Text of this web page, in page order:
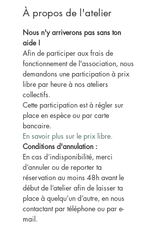
À propos de l'atelier
Nous n'y arriverons pas sans ton
aide !
Afin de participer aux frais de
fonctionnement de l'association, nous
demandons une participation à prix
libre par heure à nos ateliers
collectifs.
Cette participation est à régler sur
place en espèce ou par carte
bancaire.
En savoir plus sur le prix libre.
Conditions d'annulation :
En cas d’indisponibilité, merci
d’annuler ou de reporter ta
réservation au moins 48h avant le
début de l’atelier afin de laisser ta
place à quelqu’un d’autre, en nous
contactant par téléphone ou par e-
mail.